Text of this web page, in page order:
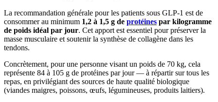
La recommandation générale pour les patients sous GLP-1 est de
consommer au minimum 1,2 à 1,5 g de protéines par kilogramme
de poids idéal par jour. Cet apport est essentiel pour préserver la
masse musculaire et soutenir la synthèse de collagène dans les
tendons.
Concrètement, pour une personne visant un poids de 70 kg, cela
représente 84 à 105 g de protéines par jour — à répartir sur tous les
repas, en privilégiant des sources de haute qualité biologique
(viandes maigres, poissons, œufs, légumineuses, produits laitiers).